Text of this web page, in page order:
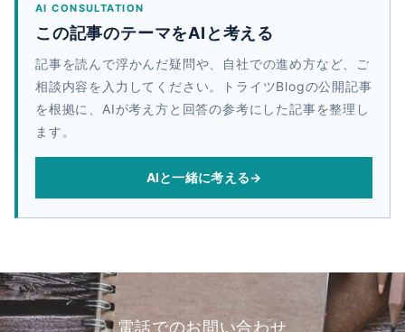
AI CONSULTATION
この記事のテーマをAIと考える
記事を読んで浮かんだ疑問や、自社での進め方など、ご
相談内容を入力してください。トライツBlogの公開記事
を根拠に、AIが考え方と回答の参考にした記事を整理し
ます。
AIと一緒に考える→
電話でのお問い合わせ